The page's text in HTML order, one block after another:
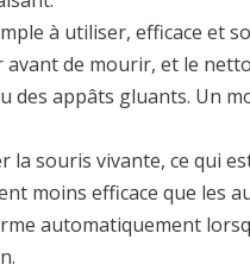
à utiliser, efficace et
de mourir, et le
des appâts gluants. Un
la souris vivante, ce qui
moins efficace que les
automatiquement